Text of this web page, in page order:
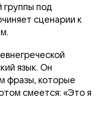
группы под
сценарии к
язык. Он
фразы, которые
смеется: «Это я